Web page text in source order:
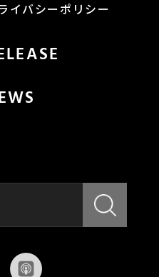
イバシーポリシー